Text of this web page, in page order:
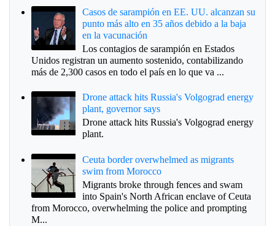
Casos de sarampión en EE. UU. alcanzan su
punto más alto en 35 años debido a la baja
en la vacunación
Los contagios de sarampión en Estados
Unidos registran un aumento sostenido, contabilizando
más de 2,300 casos en todo el país en lo que va ...
Drone attack hits Russia's Volgograd energy
plant, governor says
Drone attack hits Russia's Volgograd energy
plant.
Ceuta border overwhelmed as migrants
swim from Morocco
Migrants broke through fences and swam
into Spain's North African enclave of Ceuta
from Morocco, overwhelming the police and prompting
M...